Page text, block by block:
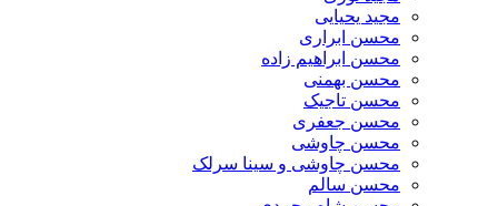
مجید یحیایی
محسن ابراری
محسن ابراهیم زاده
محسن بهمنی
محسن تاجیک
محسن جعفری
محسن چاوشی
محسن چاوشی و سینا سرلک
محسن سالم